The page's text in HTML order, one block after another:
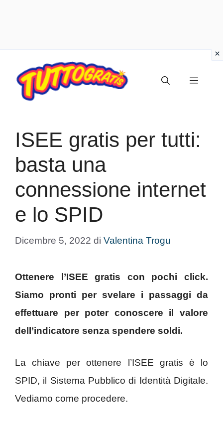
contenuto
Menu
ISEE gratis per tutti:
basta una
connessione internet
e lo SPID
Dicembre 5, 2022 di Valentina Trogu
Ottenere l’ISEE gratis con pochi click.
Siamo pronti per svelare i passaggi da
effettuare per poter conoscere il valore
dell’indicatore senza spendere soldi.
La chiave per ottenere l’ISEE gratis è lo
SPID, il Sistema Pubblico di Identità Digitale.
Vediamo come procedere.